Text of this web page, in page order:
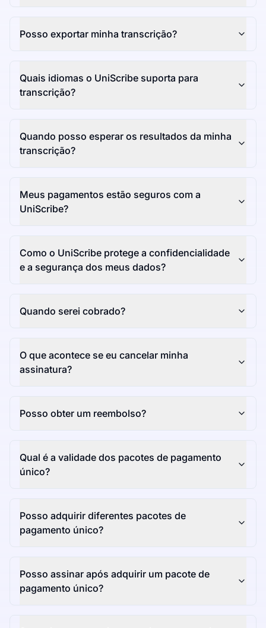
Posso exportar minha transcrição?
Quais idiomas o UniScribe suporta para
transcrição?
Quando posso esperar os resultados da minha
transcrição?
Meus pagamentos estão seguros com a
UniScribe?
Como o UniScribe protege a confidencialidade
e a segurança dos meus dados?
Quando serei cobrado?
O que acontece se eu cancelar minha
assinatura?
Posso obter um reembolso?
Qual é a validade dos pacotes de pagamento
único?
Posso adquirir diferentes pacotes de
pagamento único?
Posso assinar após adquirir um pacote de
pagamento único?